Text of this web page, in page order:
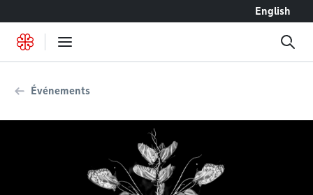
English
Événements